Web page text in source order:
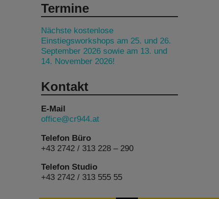
Termine
Nächste kostenlose
Einstiegsworkshops am 25. und 26.
September 2026 sowie am 13. und
14. November 2026!
Kontakt
E-Mail
office@cr944.at
Telefon Büro
+43 2742 / 313 228 – 290
Telefon Studio
+43 2742 / 313 555 55